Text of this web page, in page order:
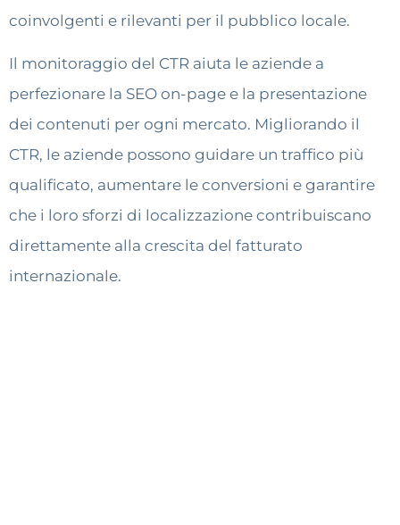
coinvolgenti e rilevanti per il pubblico locale.
Il monitoraggio del CTR aiuta le aziende a
perfezionare la SEO on-page e la presentazione
dei contenuti per ogni mercato. Migliorando il
CTR, le aziende possono guidare un traffico più
qualificato, aumentare le conversioni e garantire
che i loro sforzi di localizzazione contribuiscano
direttamente alla crescita del fatturato
internazionale.